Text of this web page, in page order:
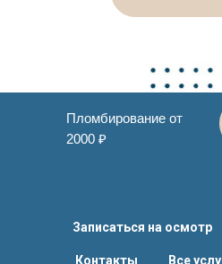
Пломбирование от
2000 ₽
Записаться на осмотр
Контакты Все